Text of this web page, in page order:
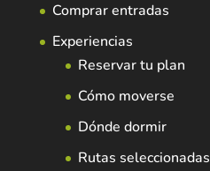
Comprar entradas
Experiencias
Reservar tu plan
Cómo moverse
Dónde dormir
Rutas seleccionadas